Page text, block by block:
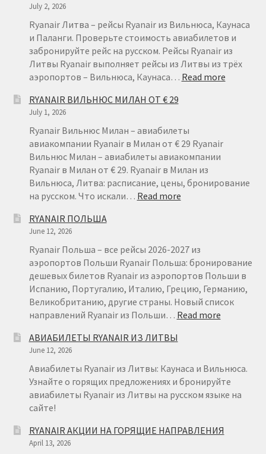
July 2, 2026
Ryanair Литва – рейсы Ryanair из Вильнюса, Каунаса
и Паланги. Проверьте стоимость авиабилетов и
забронируйте рейс на русском. Рейсы Ryanair из
Литвы Ryanair выполняет рейсы из Литвы из трёх
аэропортов – Вильнюса, Каунаса… Read more:
RYANAIR ВИЛЬНЮС МИЛАН ОТ € 29
July 1, 2026
Ryanair Вильнюс Милан – авиабилеты
авиакомпании Ryanair в Милан от € 29 Ryanair
Вильнюс Милан – авиабилеты авиакомпании
Ryanair в Милан от € 29. Ryanair в Милан из
Вильнюса, Литва: расписание, цены, бронирование
на русском. Что искали… Read more:
ОТ
€
29
RYANAIR ПОЛЬША
June 12, 2026
Ryanair Польша – все рейсы 2026-2027 из
аэропортов Польши Ryanair Польша: бронирование
дешевых билетов Ryanair из аэропортов Польши в
Испанию, Португалию, Италию, Грецию, Германию,
Великобританию, другие страны. Новый список
направлений Ryanair из Польши… Read more:
АВИАБИЛЕТЫ RYANAIR ИЗ ЛИТВЫ
June 12, 2026
Авиабилеты Ryanair из Литвы: Каунаса и Вильнюса.
Узнайте о горящих предложениях и бронируйте
авиабилеты Ryanair из Литвы на русском языке на
сайте!
RYANAIR АКЦИИ НА ГОРЯЩИЕ НАПРАВЛЕНИЯ
April 13, 2026